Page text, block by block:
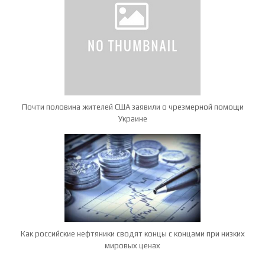
Почти половина жителей США заявили о чрезмерной помощи
Украине
Как российские нефтяники сводят концы с концами при низких
мировых ценах